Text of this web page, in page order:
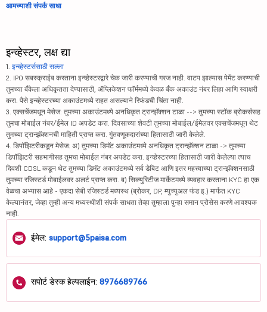
आमच्याशी संपर्क साधा
इन्व्हेस्टर, लक्ष द्या
1. इन्व्हेस्टर्ससाठी सल्ला
2. IPO सबस्क्राईब करताना इन्व्हेस्टरद्वारे चेक जारी करण्याची गरज नाही. वाटप झाल्यास पेमेंट करण्याची
तुमच्या बँकेला अधिकृतता देण्यासाठी, ॲप्लिकेशन फॉर्ममध्ये केवळ बँक अकाउंट नंबर लिहा आणि स्वाक्षरी
करा. पैसे इन्व्हेस्टरच्या अकाउंटमध्ये राहत असल्याने रिफंडची चिंता नाही.
3. एक्सचेंजमधून मेसेज: तुमच्या अकाउंटमध्ये अनधिकृत ट्रान्झॅक्शन टाळा --> तुमच्या स्टॉक ब्रोकर्ससह
तुमचा मोबाईल नंबर/ईमेल ID अपडेट करा. दिवसाच्या शेवटी तुमच्या मोबाईल/ईमेलवर एक्सचेंजमधून थेट
तुमच्या ट्रान्झॅक्शनची माहिती प्राप्त करा. गुंतवणूकदारांच्या हितासाठी जारी केलेले.
4. डिपॉझिटरीकडून मेसेज: अ) तुमच्या डिमॅट अकाउंटमध्ये अनधिकृत ट्रान्झॅक्शन टाळा -> तुमच्या
डिपॉझिटरी सहभागीसह तुमचा मोबाईल नंबर अपडेट करा. इन्व्हेस्टरच्या हितासाठी जारी केलेल्या त्याच
दिवशी CDSL कडून थेट तुमच्या डिमॅट अकाउंटमध्ये सर्व डेबिट आणि इतर महत्त्वाच्या ट्रान्झॅक्शनसाठी
तुमच्या रजिस्टर्ड मोबाईलवर अलर्ट प्राप्त करा. ब) सिक्युरिटीज मार्केटमध्ये व्यवहार करताना KYC हा एक
वेळचा अभ्यास आहे - एकदा सेबी रजिस्टर्ड मध्यस्थ (ब्रोकर, DP, म्युच्युअल फंड इ.) मार्फत KYC
केल्यानंतर, जेव्हा तुम्ही अन्य मध्यस्थीशी संपर्क साधता तेव्हा तुम्हाला पुन्हा समान प्रोसेस करणे आवश्यक
नाही.
ईमेल: support@5paisa.com
सपोर्ट डेस्क हेल्पलाईन: 8976689766